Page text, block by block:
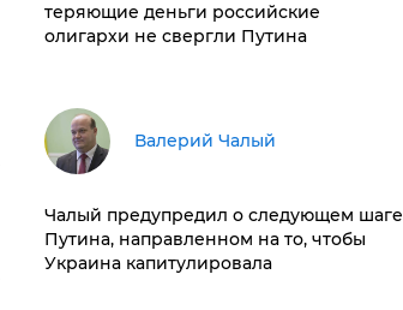
теряющие деньги российские
олигархи не свергли Путина
Валерий Чалый
Чалый предупредил о следующем шаге
Путина, направленном на то, чтобы
Украина капитулировала